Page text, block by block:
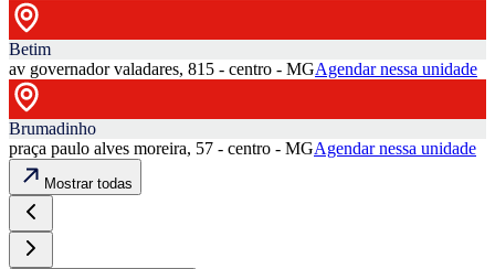
Betim
av governador valadares, 815 - centro - MGAgendar nessa unidade
Brumadinho
praça paulo alves moreira, 57 - centro - MGAgendar nessa unidade
Mostrar todas